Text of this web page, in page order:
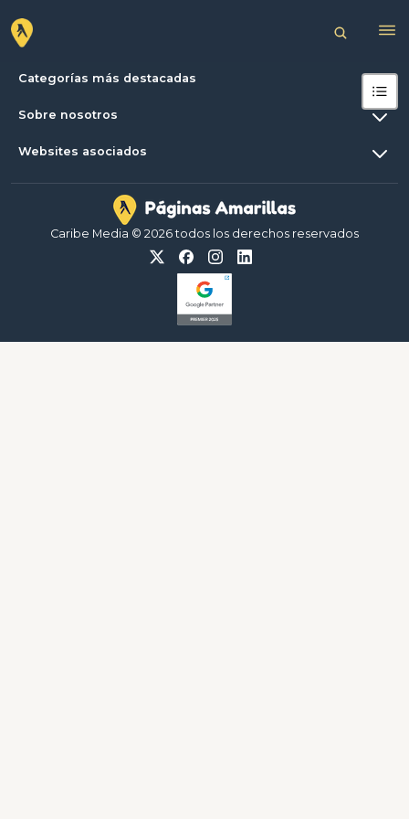
Categorías más destacadas
Sobre nosotros
Websites asociados
Caribe Media © 2026 todos los derechos reservados